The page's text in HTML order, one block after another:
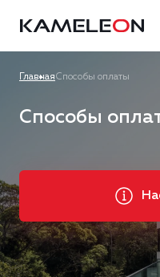
ГлавнаяСпособы оплаты
Способы